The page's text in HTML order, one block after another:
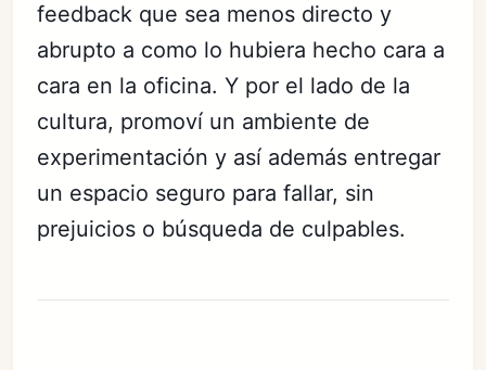
feedback que sea menos directo y
abrupto a como lo hubiera hecho cara a
cara en la oficina. Y por el lado de la
cultura, promoví un ambiente de
experimentación y así además entregar
un espacio seguro para fallar, sin
prejuicios o búsqueda de culpables.